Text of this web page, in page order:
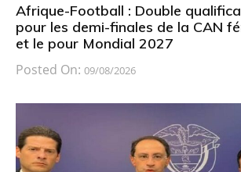
Afrique-Football : Double
pour les demi-finales de la CAN
et le pour Mondial 2027
Posted On: 09/08/2026